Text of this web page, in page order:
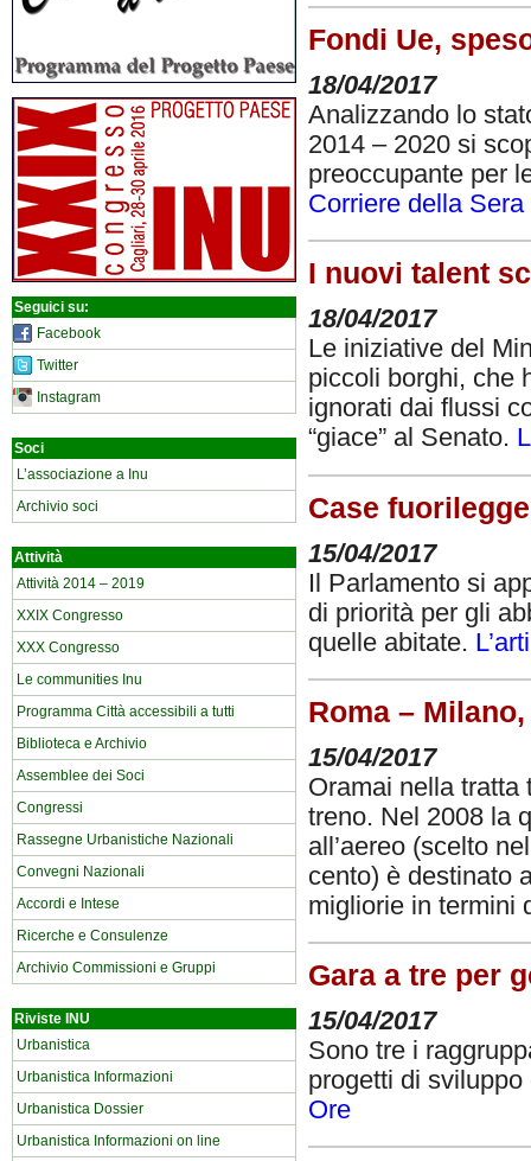
Seguici su:
Facebook
Twitter
Instagram
Soci
L’associazione a Inu
Archivio soci
Attività
Attività 2014 – 2019
XXIX Congresso
XXX Congresso
Le communities Inu
Programma Città accessibili a tutti
Biblioteca e Archivio
Assemblee dei Soci
Congressi
Rassegne Urbanistiche Nazionali
Convegni Nazionali
Accordi e Intese
Ricerche e Consulenze
Archivio Commissioni e Gruppi
Riviste INU
Urbanistica
Urbanistica Informazioni
Urbanistica Dossier
Urbanistica Informazioni on line
Fondi Ue,
18/04/2017
Analizzando lo
2014 – 2020 si
preoccupante per
Corriere della Sera
I nuovi talent
18/04/2017
Le iniziative del
piccoli borghi, che
ignorati dai flussi
“giace” al Senato.
Case
15/04/2017
Il Parlamento si
di priorità per gli
quelle abitate.
Roma –
15/04/2017
Oramai nella tratta
treno. Nel 2008 la
all’aereo (scelto
cento) è destinato
migliorie in termini
Gara a tre per
15/04/2017
Sono tre i
progetti di
Ore